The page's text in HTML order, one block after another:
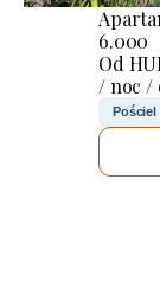
6.000
Od
/ noc /
Pościel